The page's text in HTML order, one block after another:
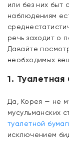
или без них
наблюдениям
речь заходит о
Давайте
необходимых
1. Туалетная
Да, Корея — не
мусульманских
туалетной
исключением